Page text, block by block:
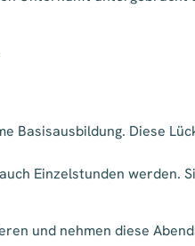
Basisausbildung. Diese
Einzelstunden werden.
und nehmen diese